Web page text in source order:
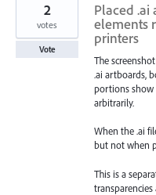
Placed
elements
printers
The
.ai artboards,
portions
arbitrarily.
When the .ai
but not when
This is a
transparencies
2
votes
Vote